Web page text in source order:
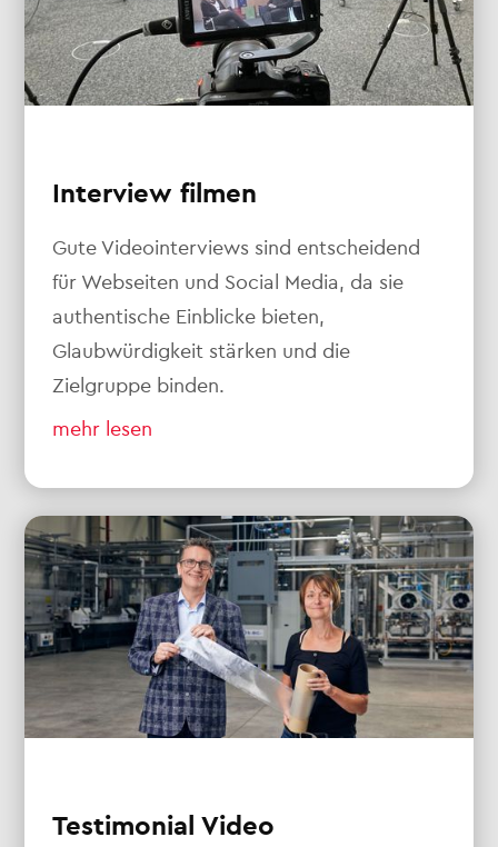
Interview filmen
Gute Videointerviews sind entscheidend
für Webseiten und Social Media, da sie
authentische Einblicke bieten,
Glaubwürdigkeit stärken und die
Zielgruppe binden.
mehr lesen
Testimonial Video